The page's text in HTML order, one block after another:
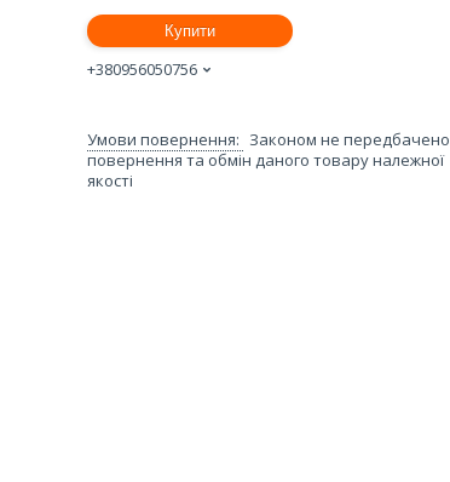
Купити
+380956050756
Законом не передбачено
повернення та обмін даного товару належної
якості